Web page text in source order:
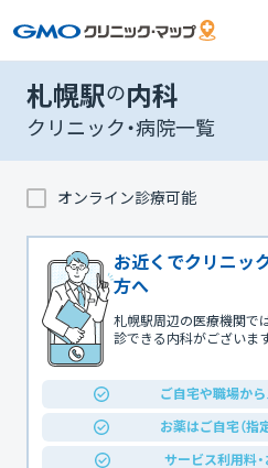
札幌駅の内科
クリニック・病院一覧
オンライン診療可能
お近くでクリニッ
方へ
札幌駅周辺の医療機関で
診できる内科がございます
ご自宅や職場から
お薬はご自宅（指
サービス利用料